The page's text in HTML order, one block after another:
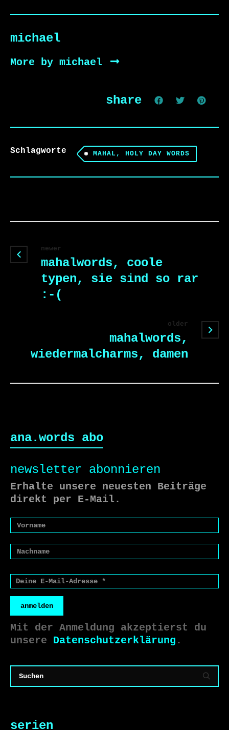
michael
More by michael
share
Schlagworte MAHAL, HOLY DAY WORDS
newer
mahalwords, coole
typen, sie sind so rar
:-(
older
mahalwords,
wiedermalcharms, damen
ana.words abo
newsletter abonnieren
Erhalte unsere neuesten Beiträge
direkt per E-Mail.
anmelden
Mit der Anmeldung akzeptierst du
unsere Datenschutzerklärung .
serien